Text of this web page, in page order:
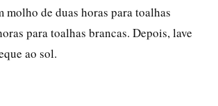
molho de duas horas para toalhas
para toalhas brancas. Depois, lave
ao sol.